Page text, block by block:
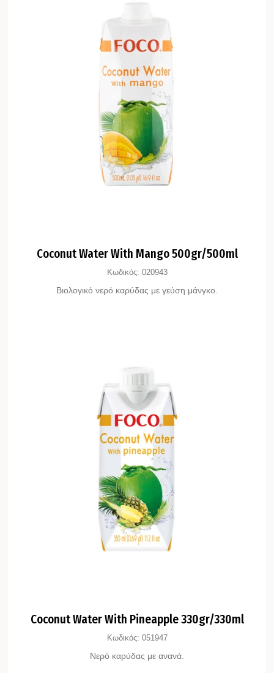
Coconut Water With Mango 500gr/500ml
Κωδικός: 020943
Βιολογικό νερό καρύδας με γεύση μάνγκο.
Coconut Water With Pineapple 330gr/330ml
Κωδικός: 051947
Νερό καρύδας με ανανά.